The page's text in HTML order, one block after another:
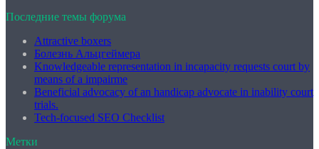
Последние темы форума
Attractive boxers
Болезнь Альцгеймера
Knowledgeable representation in incapacity requests court by
means of a impairme
Beneficial advocacy of an handicap advocate in inability court
trials.
Tech-focused SEO Checklist
Метки